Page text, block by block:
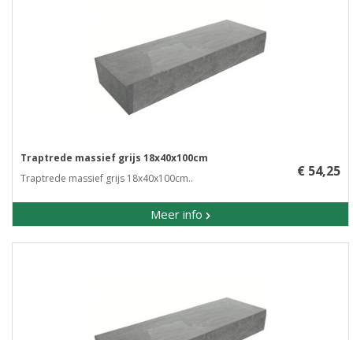
Traptrede massief grijs 18x40x100cm
Traptrede massief grijs 18x40x100cm..
Meer info
€ 54,25